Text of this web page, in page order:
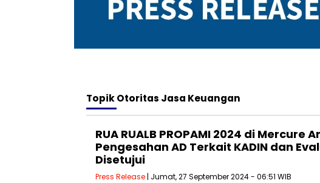
TopikOtoritas Jasa Keuangan
RUA RUALB PROPAMI 2024 di Mercure
Pengesahan AD Terkait KADIN dan
Disetujui
Press Release | Jumat, 27 September 2024 - 06:51 WIB